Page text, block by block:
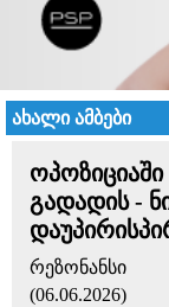
ახალი ამბები
გადადის -
რეზონანსი
(06.06.2026)